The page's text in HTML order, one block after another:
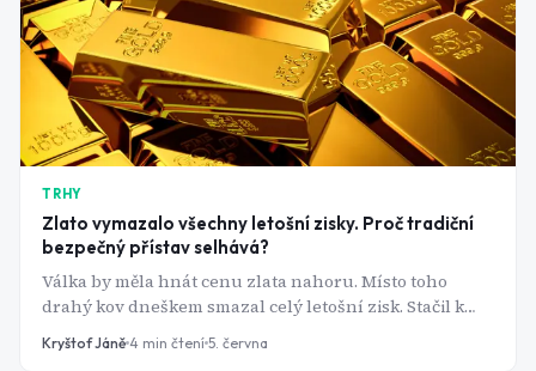
TRHY
Zlato vymazalo všechny letošní zisky. Proč tradiční
bezpečný přístav selhává?
Válka by měla hnát cenu zlata nahoru. Místo toho
drahý kov dneškem smazal celý letošní zisk. Stačil k
tomu jeden silný report z amerického trhu práce.
Neoslabuje ale pouze zlato. Americké akciové indexy a
Kryštof Jáně 4 min čtení 5. června